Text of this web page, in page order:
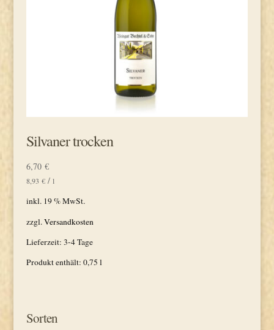
Silvaner trocken
6,70 €
8,93 €/ l
inkl. 19 % MwSt.
zzgl. Versandkosten
Lieferzeit: 3-4 Tage
Produkt enthält: 0,75 l
Sorten